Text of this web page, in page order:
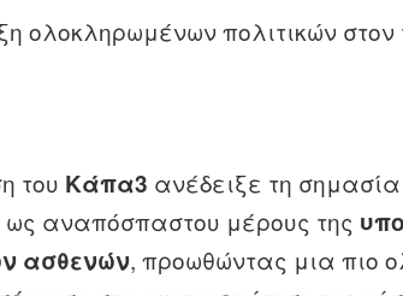
ολοκληρωμένων πολιτικών στον
του Κάπα3 ανέδειξε τη
ως αναπόσπαστου μέρους της
ασθενών, προωθώντας μια πιο